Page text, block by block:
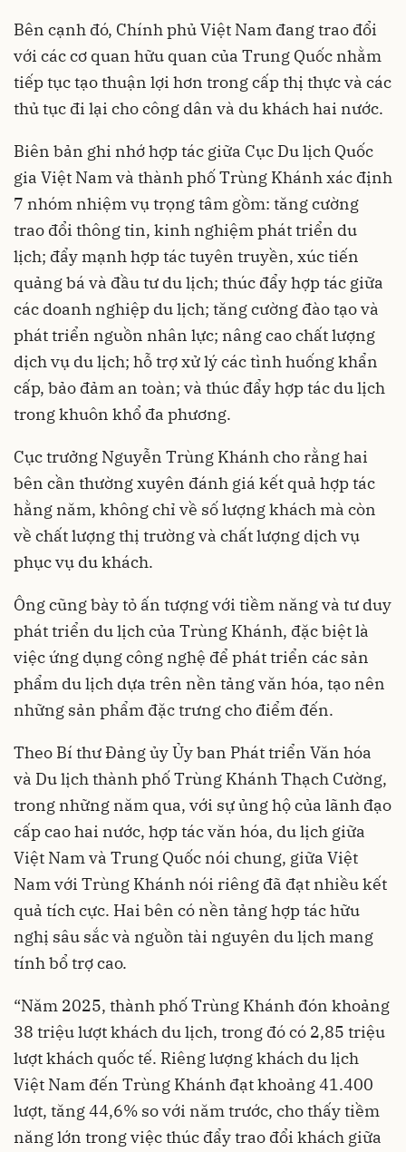
Bên cạnh đó, Chính phủ Việt Nam đang trao đổi
với các cơ quan hữu quan của Trung Quốc nhằm
tiếp tục tạo thuận lợi hơn trong cấp thị thực và các
thủ tục đi lại cho công dân và du khách hai nước.
Biên bản ghi nhớ hợp tác giữa Cục Du lịch Quốc
gia Việt Nam và thành phố Trùng Khánh xác định
7 nhóm nhiệm vụ trọng tâm gồm: tăng cường
trao đổi thông tin, kinh nghiệm phát triển du
lịch; đẩy mạnh hợp tác tuyên truyền, xúc tiến
quảng bá và đầu tư du lịch; thúc đẩy hợp tác giữa
các doanh nghiệp du lịch; tăng cường đào tạo và
phát triển nguồn nhân lực; nâng cao chất lượng
dịch vụ du lịch; hỗ trợ xử lý các tình huống khẩn
cấp, bảo đảm an toàn; và thúc đẩy hợp tác du lịch
trong khuôn khổ đa phương.
Cục trưởng Nguyễn Trùng Khánh cho rằng hai
bên cần thường xuyên đánh giá kết quả hợp tác
hằng năm, không chỉ về số lượng khách mà còn
về chất lượng thị trường và chất lượng dịch vụ
phục vụ du khách.
Ông cũng bày tỏ ấn tượng với tiềm năng và tư duy
phát triển du lịch của Trùng Khánh, đặc biệt là
việc ứng dụng công nghệ để phát triển các sản
phẩm du lịch dựa trên nền tảng văn hóa, tạo nên
những sản phẩm đặc trưng cho điểm đến.
Theo Bí thư Đảng ủy Ủy ban Phát triển Văn hóa
và Du lịch thành phố Trùng Khánh Thạch Cường,
trong những năm qua, với sự ủng hộ của lãnh đạo
cấp cao hai nước, hợp tác văn hóa, du lịch giữa
Việt Nam và Trung Quốc nói chung, giữa Việt
Nam với Trùng Khánh nói riêng đã đạt nhiều kết
quả tích cực. Hai bên có nền tảng hợp tác hữu
nghị sâu sắc và nguồn tài nguyên du lịch mang
tính bổ trợ cao.
“Năm 2025, thành phố Trùng Khánh đón khoảng
38 triệu lượt khách du lịch, trong đó có 2,85 triệu
lượt khách quốc tế. Riêng lượng khách du lịch
Việt Nam đến Trùng Khánh đạt khoảng 41.400
lượt, tăng 44,6% so với năm trước, cho thấy tiềm
năng lớn trong việc thúc đẩy trao đổi khách giữa